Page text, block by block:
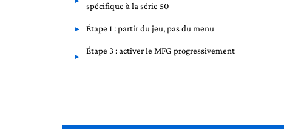
spécifique à la série 50
Étape 1 : partir du jeu, pas du menu
Étape 3 : activer le MFG progressivement